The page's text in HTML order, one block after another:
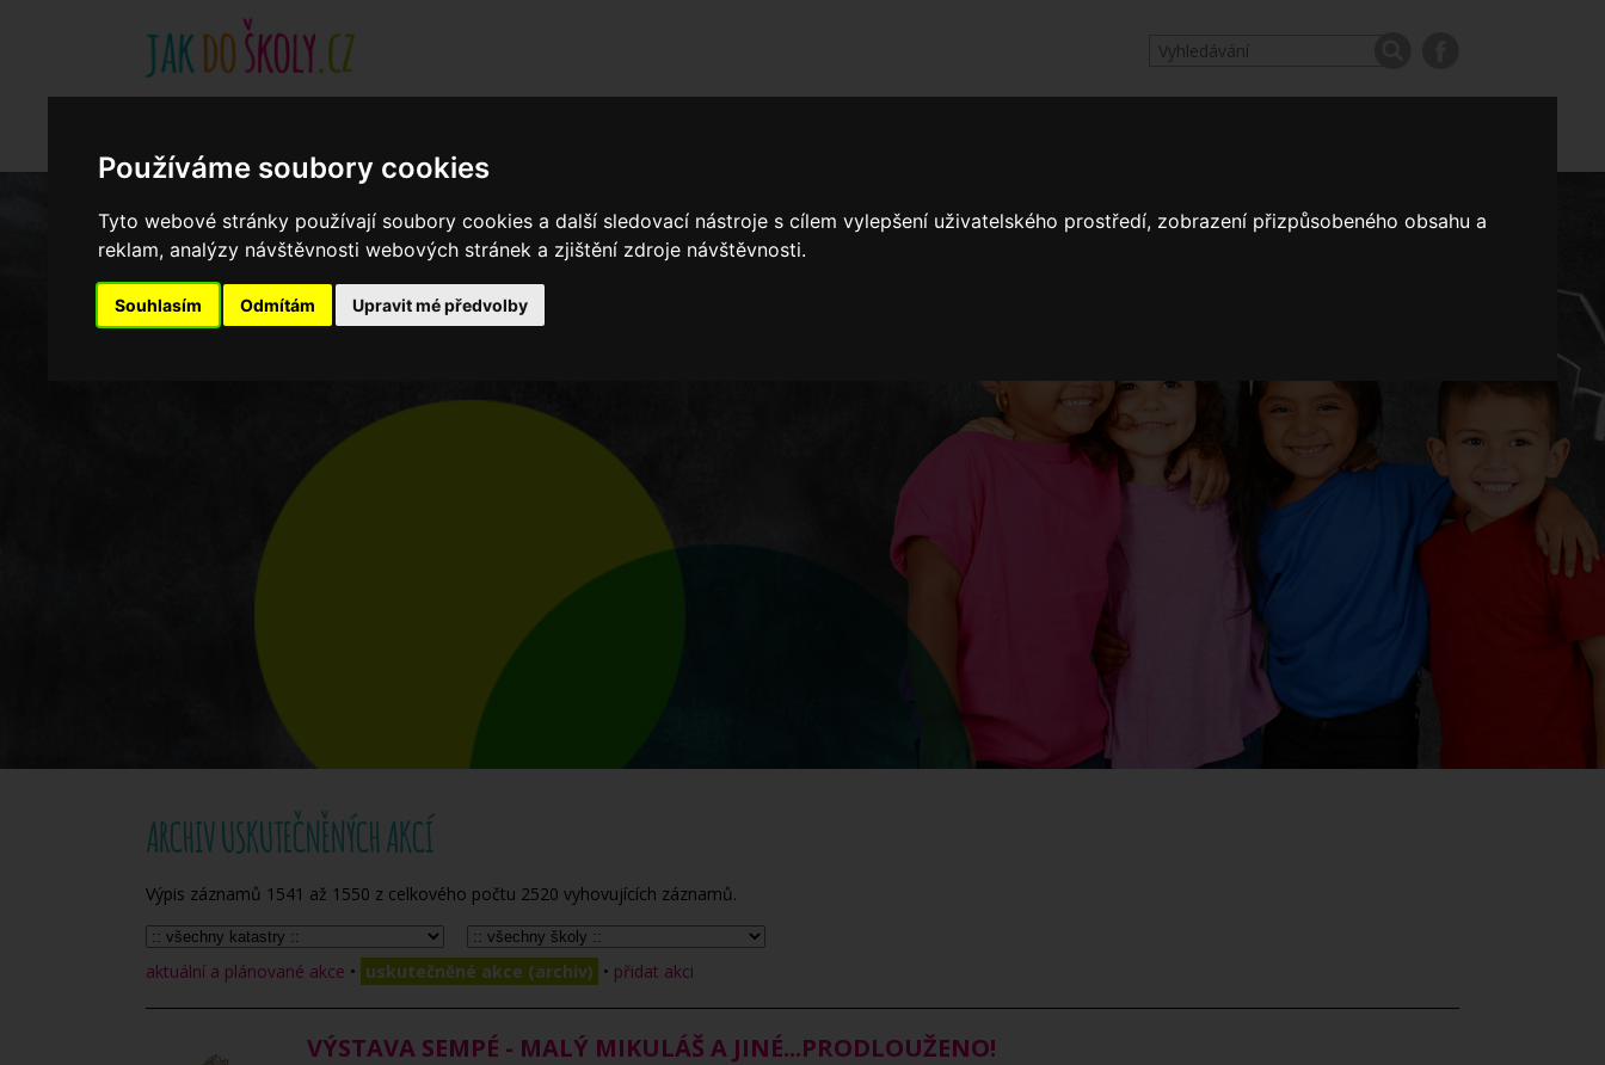
Používáme soubory cookies
Tyto webové stránky používají soubory cookies a další sledovací nástroje s cílem vylepšení uživatelského prostředí, zobrazení přizpůsobeného obsahu a
reklam, analýzy návštěvnosti webových stránek a zjištění zdroje návštěvnosti.
Souhlasím Odmítám Upravit mé předvolby
Zápisy do ZŠ 2026/27 Výroční zprávy Spádové oblasti ZŠ Koncepce školství
Dny otevřených dveří ZŠ
ARCHIV USKUTEČNĚNÝCH AKCÍ
Výpis záznamů 1541 až 1550 z celkového počtu 2520 vyhovujících záznamů.
aktuální a plánované akce • uskutečněné akce (archiv) • přidat akci
VÝSTAVA SEMPÉ - MALÝ MIKULÁŠ A JINÉ...PRODLOUŽENO!